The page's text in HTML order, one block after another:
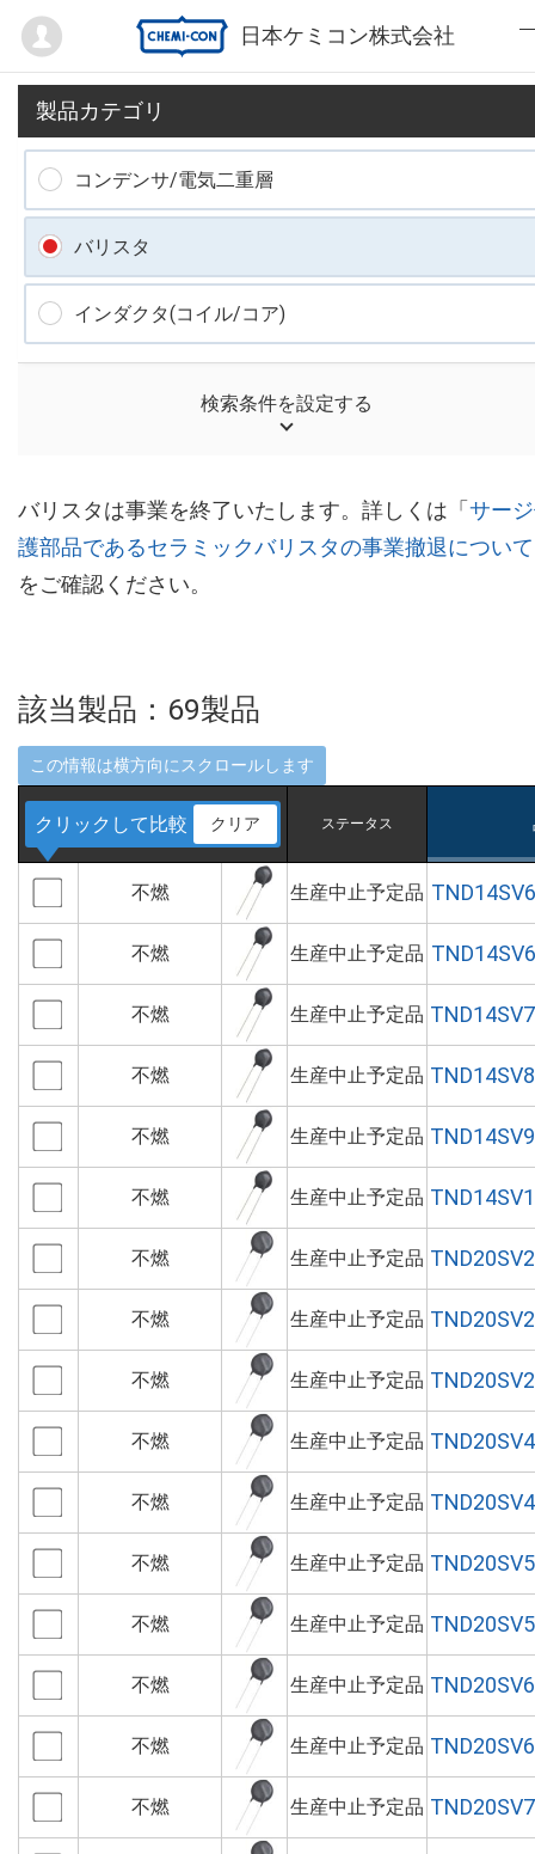
日本ケミコン株式会社
Mypage
バリスタは事業を終了いたします。詳しくは「 サー
護部品であるセラミックバリスタの事業撤退について
をご確認ください。
該当製品： 69製品
クリックして比較 クリア ステータス
不燃 生産中止予定品
不燃 生産中止予定品
不燃 生産中止予定品
不燃 生産中止予定品
不燃 生産中止予定品
不燃 生産中止予定品
不燃 生産中止予定品
不燃 生産中止予定品
不燃 生産中止予定品
不燃 生産中止予定品
不燃 生産中止予定品
不燃 生産中止予定品
不燃 生産中止予定品
不燃 生産中止予定品
不燃 生産中止予定品
不燃 生産中止予定品
製品カテゴリ
コンデンサ/電気二重層
バリスタ
インダクタ(コイル/コア)
検索条件